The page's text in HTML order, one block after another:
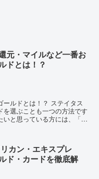
元・マイルなど一番お
ドとは！？
ルドとは！？ ステイタス
選ぶことも一つの方法です
と思っている方には、「ポ
カン・エキスプレ
ド・カードを徹底解